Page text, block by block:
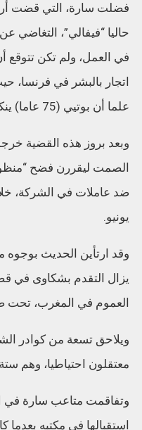
فضلت سارة، التي قضت
حاليا “فيفالي”، التغاضي
في العمل، ولم تكن تتوقع
اتجار بالبشر في فرنسا،
علما أن بوتيي (75 عاما) ينكر هذه التهمة.
وبعد بروز هذه القضية
الصمت ليقررن فضح
ضد عاملات في الشركة،
يونيو.
وقد ارتأين الحديث بوجوه
يزال التقدم بشكاوى في
العموم في المغرب، تحت
ويلاحق تسعة من كوادر
معتقلون احتياطيا، وهم
استقبالها في مكتبه